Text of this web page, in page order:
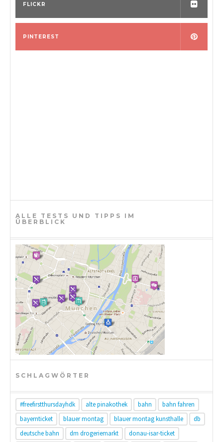
FLICKR
PINTEREST
ALLE TESTS UND TIPPS IM
ÜBERBLICK
SCHLAGWÖRTER
#freefirstthursdayhdk alte pinakothek bahn
bahn fahren
bayernticket
blauer montag blauer montag kunsthalle
db
deutsche bahn
dm drogeriemarkt
donau-isar-ticket